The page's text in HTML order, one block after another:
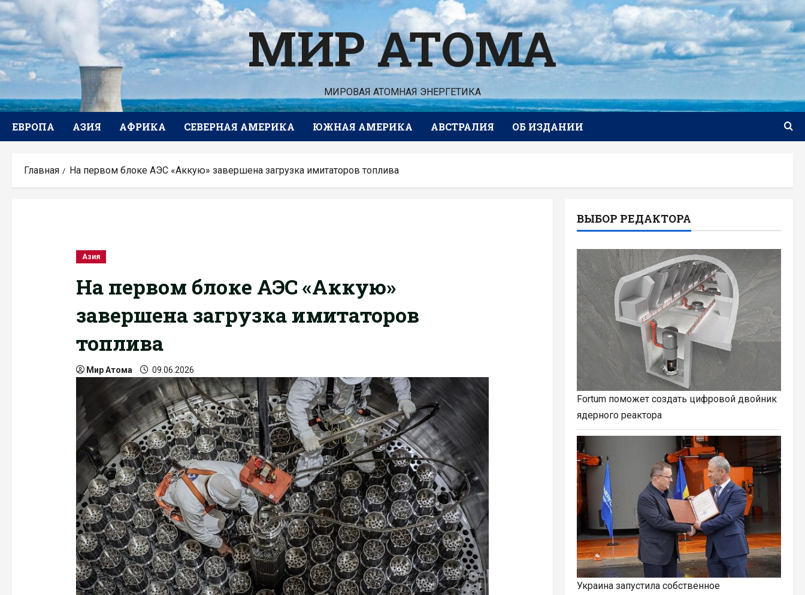
Перейти
к
содержимому
МИР АТОМА
МИРОВАЯ АТОМНАЯ ЭНЕРГЕТИКА
ЕВРОПА АЗИЯ АФРИКА СЕВЕРНАЯ АМЕРИКА ЮЖНАЯ АМЕРИКА АВСТРАЛИЯ ОБ ИЗДАНИИ
Главная На первом блоке АЭС «Аккую» завершена загрузка имитаторов топлива
Азия
На первом блоке АЭС «Аккую»
завершена загрузка имитаторов
топлива
Мир Атома 09.06.2026
ВЫБОР РЕДАКТОРА
Fortum поможет создать цифровой двойник
ядерного реактора
Украина запустила собственное